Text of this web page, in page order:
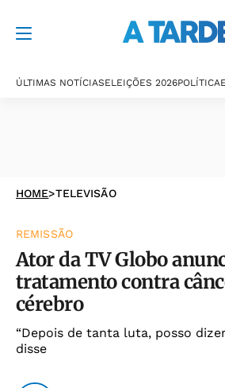
ÚLTIMAS NOTÍCIASELEIÇÕES 2026POLÍTICA
HOME>TELEVISÃO
REMISSÃO
Ator da TV Globo
tratamento contra
cérebro
“Depois de tanta luta, posso
disse